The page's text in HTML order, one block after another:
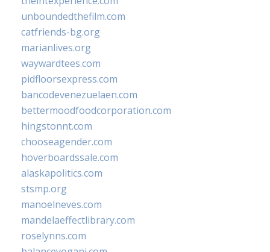
unboundedthefilm.com
catfriends-bg.org
marianlives.org
waywardtees.com
pidfloorsexpress.com
bancodevenezuelaen.com
bettermoodfoodcorporation.com
hingstonnt.com
chooseagender.com
hoverboardssale.com
alaskapolitics.com
stsmp.org
manoelneves.com
mandelaeffectlibrary.com
roselynns.com